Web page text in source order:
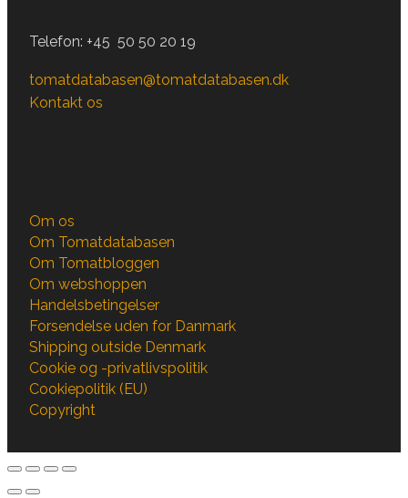
Telefon: +45 50 50 20 19
tomatdatabasen@tomatdatabasen.dk
Kontakt os
Om os
Om Tomatdatabasen
Om Tomatbloggen
Om webshoppen
Handelsbetingelser
Forsendelse uden for Danmark
Shipping outside Denmark
Cookie og -privatlivspolitik
Cookiepolitik (EU)
Copyright